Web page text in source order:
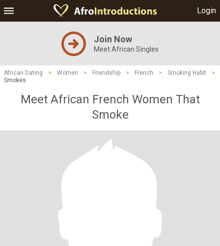
Login
Join Now
Meet African Singles
African Dating > Women > Friendship > French > Smoking Habit
>
Smokes
Meet African French Women That
Smoke